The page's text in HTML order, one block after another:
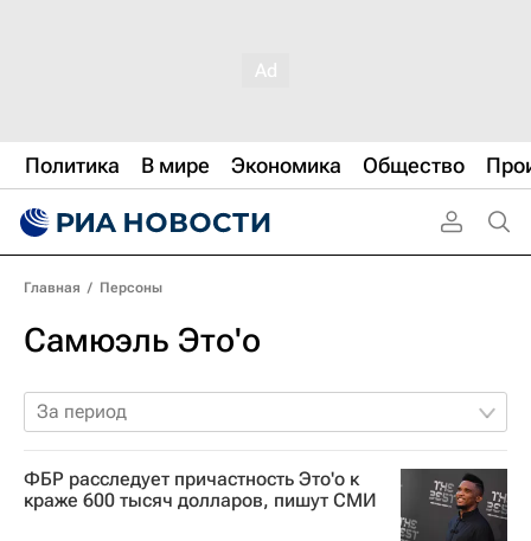
Политика В мире Экономика Общество
Главная / Персоны
Самюэль Это'о
За период
ФБР расследует причастность Это'о к
краже 600 тысяч долларов, пишут СМИ